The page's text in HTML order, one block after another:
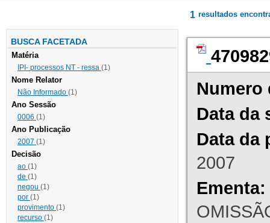
BUSCA FACETADA
Matéria
IPI- processos NT - ressa (1)
Nome Relator
Não Informado (1)
Ano Sessão
0006 (1)
Ano Publicação
2007 (1)
Decisão
ao (1)
de (1)
negou (1)
por (1)
provimento (1)
recurso (1)
1 resultados
Numero
Data da
Data da
2007
Ementa: